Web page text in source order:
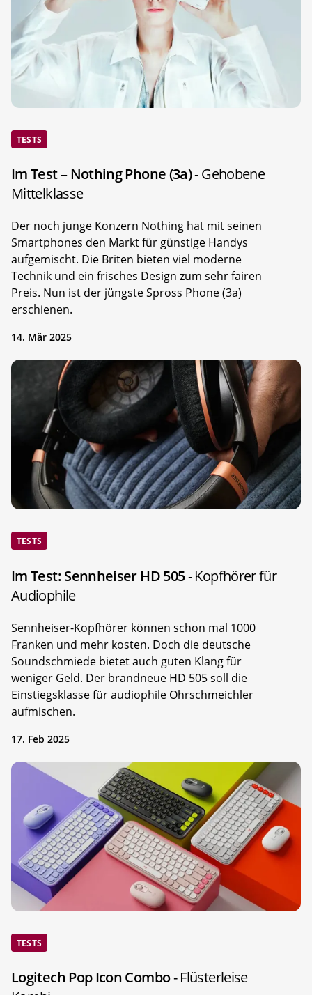
TESTS
Im Test – Nothing Phone (3a)- Gehobene
Mittelklasse
Der noch junge Konzern Nothing hat mit seinen
Smartphones den Markt für günstige Handys
aufgemischt. Die Briten bieten viel moderne
Technik und ein frisches Design zum sehr fairen
Preis. Nun ist der jüngste Spross Phone (3a)
erschienen.
14. Mär 2025
TESTS
Im Test: Sennheiser HD 505- Kopfhörer für
Audiophile
Sennheiser-Kopfhörer können schon mal 1000
Franken und mehr kosten. Doch die deutsche
Soundschmiede bietet auch guten Klang für
weniger Geld. Der brandneue HD 505 soll die
Einstiegsklasse für audiophile Ohrschmeichler
aufmischen.
17. Feb 2025
TESTS
Logitech Pop Icon Combo- Flüsterleise